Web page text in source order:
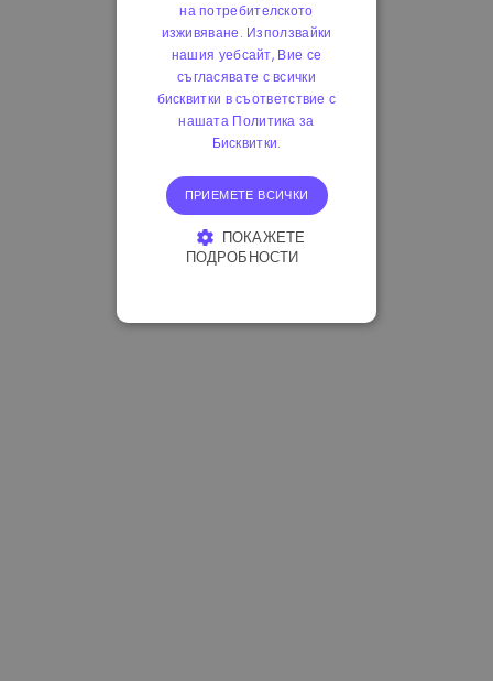
на потребителското
изживяване. Използвайки
нашия уебсайт, Вие се
съгласявате с всички
бисквитки в съответствие с
нашата Политика за
Бисквитки.
ПРИЕМЕТЕ ВСИЧКИ
ПОКАЖЕТЕ
ПОДРОБНОСТИ